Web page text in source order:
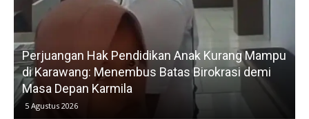
Gerak Cepat H. Karsim Tindaklanjuti Keluhan
Petani, Normalisasi Irigasi Langsung Dimulai Hari
Kedua
5 Agustus 2026